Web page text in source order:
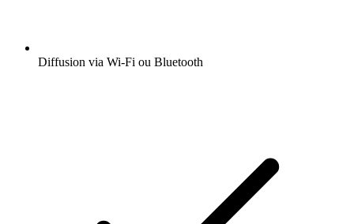
Diffusion via Wi-Fi ou Bluetooth